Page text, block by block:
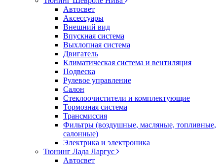
Автосвет
Аксессуары
Внешний вид
Впускная система
Выхлопная система
Двигатель
Климатическая система и вентиляция
Подвеска
Рулевое управление
Салон
Стеклоочистители и комплектующие
Тормозная система
Трансмиссия
Фильтры (воздушные, масляные, топливные,
салонные)
Электрика и электроника
Тюнинг Лада Ларгус
Автосвет